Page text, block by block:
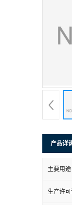
产品详
主要用途
生产许